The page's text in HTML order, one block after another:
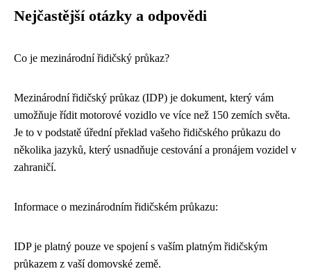
Nejčastější otázky a odpovědi
Co je mezinárodní řidičský průkaz?
Mezinárodní řidičský průkaz (IDP) je dokument, který vám
umožňuje řídit motorové vozidlo ve více než 150 zemích světa.
Je to v podstatě úřední překlad vašeho řidičského průkazu do
několika jazyků, který usnadňuje cestování a pronájem vozidel v
zahraničí.
Informace o mezinárodním řidičském průkazu:
IDP je platný pouze ve spojení s vaším platným řidičským
průkazem z vaší domovské země.